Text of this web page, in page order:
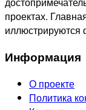
проектах.
иллюстрируются
Информация
О проекте
Политика